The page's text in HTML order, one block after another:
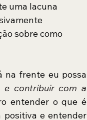
uma lacuna
sobre como
na frente eu possa
e contribuir com a
e entender